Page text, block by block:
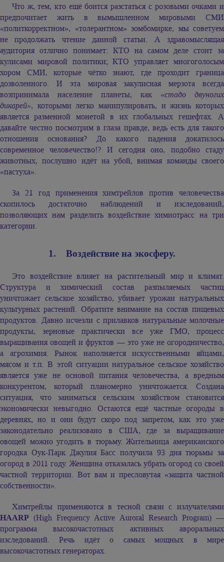
Что ж, тем, кто ещё боится разстаться с розовыми очками и
предпочитает жить в вымышленном мировыми СМИ
«политкорректном», «толерантном» зомбомирке, мы советуем
не продолжать чтение данной статьи. А здравомыслящая
аудитория отлично понимает: КТО на самом деле стоит за
кулисами мировой политики; КТО управляет многоголосым
хором СМИ, которые чётко знают, где проходит граница
дозволенного. И эта мировая закулисная мерзота всегда
возпринимала население планеты, как «стадо двуногих
дикарей», которыми легко манипулировать, и жизнь которых
является разменной монетой в их глобальных гешефтах. А
давайте честно посмотрим в глаза правде, ведь есть для такого
отношения основания? До какого падения докатилось
современное человечество!? И сегодня оно, подобно стаду
животных, послушно идёт на убой, внимая команды своего
«пастуха».
За 21 год применения химтрейлов против человечества
скопилось достаточно наблюдений и изследований,
позволяющих нам разделить воздействие химиотрасс на три
категории.
1. Воздействие на экосферу.
Это воздействие влияет на растительный мир и климат.
Структура и химический состав разпыляемых частиц
уничтожает сельское хозяйство, убивает урожаи натуральных
культурных растений. Обратите внимание на состав пищевых
продуктов. Давно исчезли с прилавков натуральные молочные
продукты, зерновые практически все уже ГМО, процесс
выращивания овощей и фруктов — это уже не огородничество,
а агрохимия. Рынок наполняется искусственными яйцами,
мясом и т.п. В этой ситуации натуральное сельское хозяйство
является уже не основой питания человечества, а вредным
конкурентом, который планомерно уничтожается. Создана
ситуация, что заниматься сельским хозяйством становится
экономически невыгодно. Остаются ещё частные огороды в
деревнях, но и они будут скоро под запретом, как это уже
законодательно реализовано в США, где за выращивание
овощей можно угодить в тюрьму. Жительница американского
городка Оук-Парк Джулия Басс получила 93 дня тюрьмы за
огород в 2011 году. Женщина отказалась убрать огород со своей
частной территории. Вот вам и пресловутая «защита частной
собственности».
Химтрейлы применяются в тесной связи с излучателями
HAARP (High Frequency Active Auroral Research Program) —
программа высокочастотных активных авроральных
изследований. Речь идёт о самых мощных в мире
высокочастотных генераторах.